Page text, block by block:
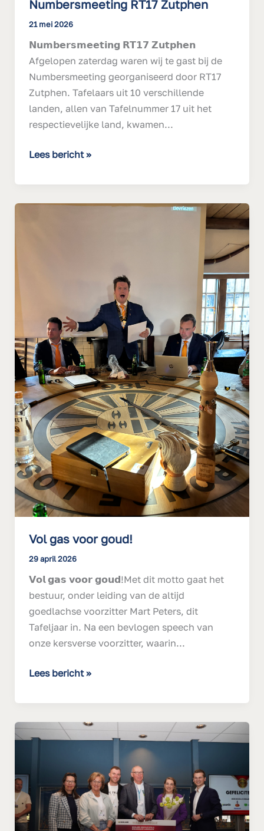
Numbersmeeting RT17 Zutphen
21 mei 2026
𝗡𝘂𝗺𝗯𝗲𝗿𝘀𝗺𝗲𝗲𝘁𝗶𝗻𝗴 𝗥𝗧𝟭𝟳 𝗭𝘂𝘁𝗽𝗵𝗲𝗻
Afgelopen zaterdag waren wij te gast bij de
Numbersmeeting georganiseerd door RT17
Zutphen. Tafelaars uit 10 verschillende
landen, allen van Tafelnummer 17 uit het
respectievelijke land, kwamen...
Lees bericht »
Vol gas voor goud!
29 april 2026
𝗩𝗼𝗹 𝗴𝗮𝘀 𝘃𝗼𝗼𝗿 𝗴𝗼𝘂𝗱!Met dit motto gaat het
bestuur, onder leiding van de altijd
goedlachse voorzitter Mart Peters, dit
Tafeljaar in. Na een bevlogen speech van
onze kersverse voorzitter, waarin...
Lees bericht »
Ekoland
Innovatieprijs
biologisch
Melkveebedrijf
het
Hengelman